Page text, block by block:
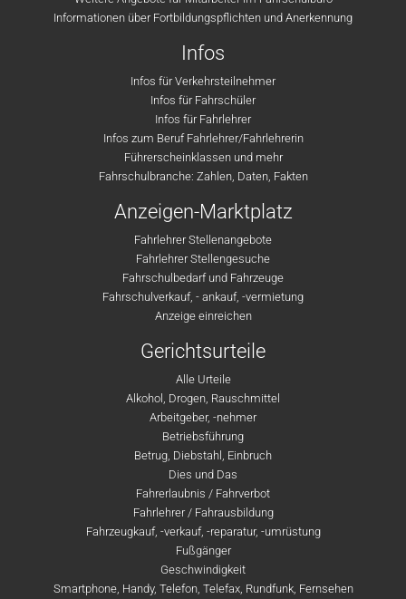
Informationen über Fortbildungspflichten und Anerkennung
Infos
Infos für Verkehrsteilnehmer
Infos für Fahrschüler
Infos für Fahrlehrer
Infos zum Beruf Fahrlehrer/Fahrlehrerin
Führerscheinklassen und mehr
Fahrschulbranche: Zahlen, Daten, Fakten
Anzeigen-Marktplatz
Fahrlehrer Stellenangebote
Fahrlehrer Stellengesuche
Fahrschulbedarf und Fahrzeuge
Fahrschulverkauf, - ankauf, -vermietung
Anzeige einreichen
Gerichtsurteile
Alle Urteile
Alkohol, Drogen, Rauschmittel
Arbeitgeber, -nehmer
Betriebsführung
Betrug, Diebstahl, Einbruch
Dies und Das
Fahrerlaubnis / Fahrverbot
Fahrlehrer / Fahrausbildung
Fahrzeugkauf, -verkauf, -reparatur, -umrüstung
Fußgänger
Geschwindigkeit
Smartphone, Handy, Telefon, Telefax, Rundfunk, Fernsehen